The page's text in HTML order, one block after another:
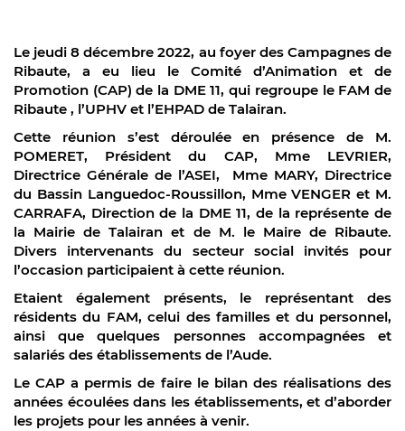
Le jeudi 8 décembre 2022, au foyer des Campagnes de
Ribaute, a eu lieu le Comité d’Animation et de
Promotion (CAP) de la DME 11, qui regroupe le FAM de
Ribaute , l’UPHV et l’EHPAD de Talairan.
Cette réunion s’est déroulée en présence de M.
POMERET, Président du CAP, Mme LEVRIER,
Directrice Générale de l’ASEI, Mme MARY, Directrice
du Bassin Languedoc-Roussillon, Mme VENGER et M.
CARRAFA, Direction de la DME 11, de la représente de
la Mairie de Talairan et de M. le Maire de Ribaute.
Divers intervenants du secteur social invités pour
l’occasion participaient à cette réunion.
Etaient également présents, le représentant des
résidents du FAM, celui des familles et du personnel,
ainsi que quelques personnes accompagnées et
salariés des établissements de l’Aude.
Le CAP a permis de faire le bilan des réalisations des
années écoulées dans les établissements, et d’aborder
les projets pour les années à venir.